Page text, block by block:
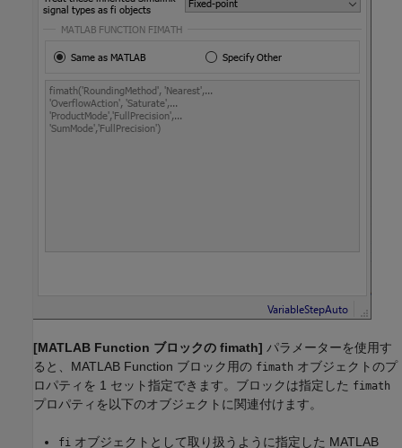
[MATLAB Function ブロックの fimath] パラメーターを使用す
ると、 MATLAB Function ブロック用の fimath オブジェクトのプ
ロパティを 1 セット指定できます。ブロックは指定した fimath
プロパティを以下のオブジェクトに関連付けます。
fi オブジェクトとして取り扱うように指定した MATLAB